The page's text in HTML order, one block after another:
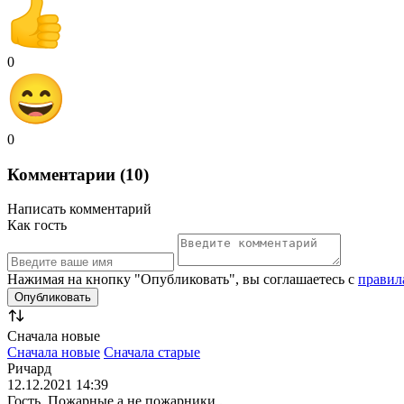
0
0
Комментарии (10)
Написать комментарий
Как гость
Нажимая на кнопку "Опубликовать", вы соглашаетесь с
Сначала новые
Сначала новые Сначала старые
Ричард
12.12.2021 14:39